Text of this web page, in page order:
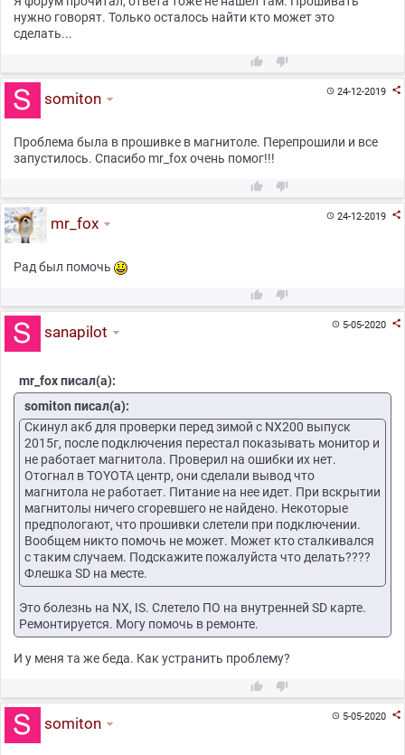
нужно говорят. Только осталось найти кто может это
сделать...
 
24-12-2019 
somiton
Проблема была в прошивке в магнитоле. Перепрошили и все
запустилось. Спасибо mr_fox очень помог!!!
 
24-12-2019 
mr_fox
Рад был помочь
 
5-05-2020 
sanapilot
mr_fox писал(а):
somiton писал(а):
Скинул акб для проверки перед зимой с NX200 выпуск
2015г, после подключения перестал показывать монитор и
не работает магнитола. Проверил на ошибки их нет.
Отогнал в TOYOTA центр, они сделали вывод что
магнитола не работает. Питание на нее идет. При вскрытии
магнитолы ничего сгоревшего не найдено. Некоторые
предпологают, что прошивки слетели при подключении.
Вообщем никто помочь не может. Может кто сталкивался
с таким случаем. Подскажите пожалуйста что делать????
Флешка SD на месте.
Это болезнь на NX, IS. Слетело ПО на внутренней SD карте.
Ремонтируется. Могу помочь в ремонте.
И у меня та же беда. Как устранить проблему?
 
5-05-2020 
somiton